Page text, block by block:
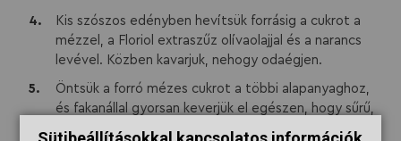
Kis szószos edényben hevítsük forrásig a cukrot a
mézzel, a Floriol extraszűz olívaolajjal és a narancs
levével. Közben kavarjuk, nehogy odaégjen.
Öntsük a forró mézes cukrot a többi alapanyaghoz,
és fakanállal gyorsan keverjük el egészen, hogy sűrű,